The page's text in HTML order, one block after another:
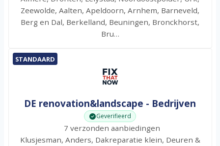
Zeewolde, Aalten, Apeldoorn, Arnhem, Barneveld,
Berg en Dal, Berkelland, Beuningen, Bronckhorst,
Bru…
STANDAARD
DE renovation&landscape - Bedrijven
Geverifieerd
7 verzonden aanbiedingen
Klusjesman, Anders, Dakreparatie klein, Deuren &